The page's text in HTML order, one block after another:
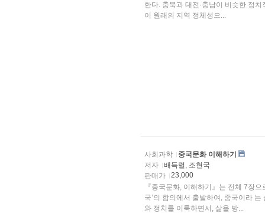
한다. 충북과 대전·충남이 비슷한 정
이 원래의 지역 정체성으...
사회과학
중국문화 이해하기
저자
배득렬, 조현국
판매가
23,000
『중국문화, 이해하기』는 전체 7장
국’의 함의에서 출발하여, 중국이라
와 정치를 이룩하면서, 삶을 방...